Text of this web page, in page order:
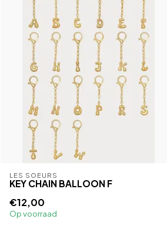
LES SOEURS
KEY CHAIN BALLOON F
€12,00
Op voorraad